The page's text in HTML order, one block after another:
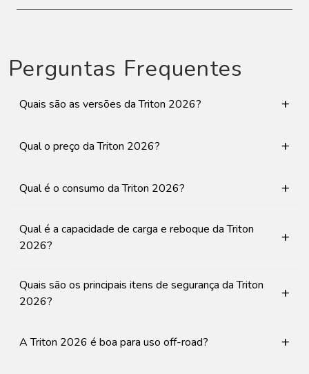
Perguntas Frequentes
Quais são as versões da Triton 2026? +
Qual o preço da Triton 2026? +
Qual é o consumo da Triton 2026? +
Qual é a capacidade de carga e reboque da Triton
2026?
+
Quais são os principais itens de segurança da Triton
2026?
+
A Triton 2026 é boa para uso off-road? +